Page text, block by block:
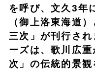
を呼び、文久3年
（御上洛東海道
三次」が刊行さ
ーズは、歌川広
次」の伝統的景